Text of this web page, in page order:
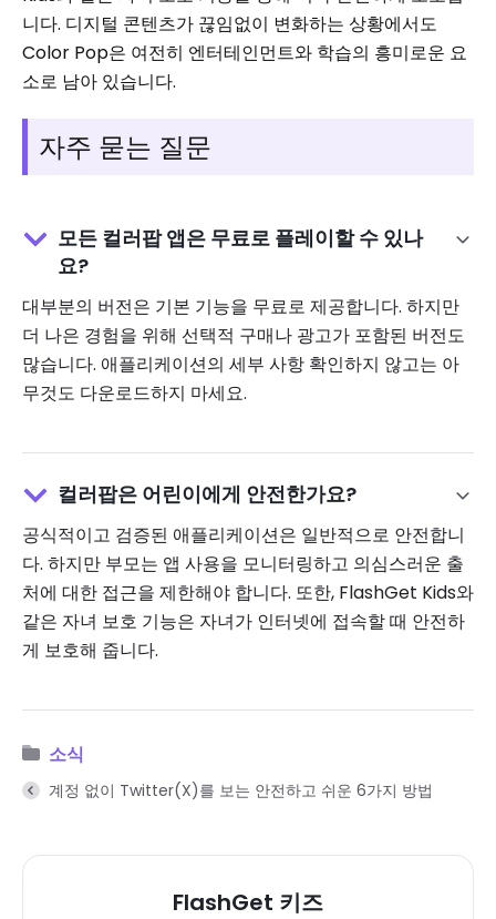
니다. 디지털 콘텐츠가 끊임없이 변화하는 상황에서도
Color Pop은 여전히 ​​엔터테인먼트와 학습의 흥미로운 요
소로 남아 있습니다.
자주 묻는 질문
모든 컬러팝 앱은 무료로 플레이할 수 있나
요?
대부분의 버전은 기본 기능을 무료로 제공합니다. 하지만
더 나은 경험을 위해 선택적 구매나 광고가 포함된 버전도
많습니다. 애플리케이션의 세부 사항 확인하지 않고는 아
무것도 다운로드하지 마세요.
컬러팝은 어린이에게 안전한가요?
공식적이고 검증된 애플리케이션은 일반적으로 안전합니
다. 하지만 부모는 앱 사용을 모니터링하고 의심스러운 출
처에 대한 접근을 제한해야 합니다. 또한, FlashGet Kids와
같은 자녀 보호 기능은 자녀가 인터넷에 접속할 때 안전하
게 보호해 줍니다.
소식
계정 없이 Twitter(X)를 보는 안전하고 쉬운 6가지 방법
FlashGet 키즈